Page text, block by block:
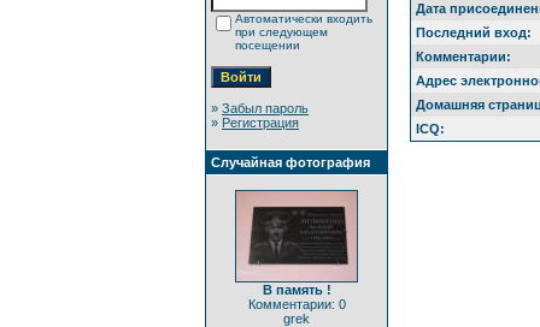
Автоматически входить
при следующем
посещении
» Забыл пароль
» Регистрация
Случайная фотография
В память !
Комментарии: 0
grek
Дата
Последний вход:
Комментарии:
Адрес
Домашняя
ICQ: